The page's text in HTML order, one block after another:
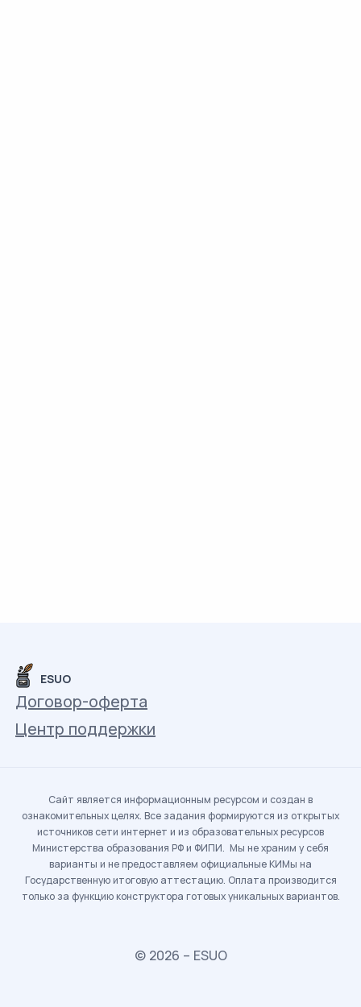
ESUO
Договор-оферта
Центр поддержки
Сайт является информационным ресурсом и создан в
ознакомительных целях. Все задания формируются из открытых
источников сети интернет и из образовательных ресурсов
Министерства образования РФ и ФИПИ. Мы не храним у себя
варианты и не предоставляем официальные КИМы на
Государственную итоговую аттестацию. Оплата производится
только за функцию конструктора готовых уникальных вариантов.
© 2026 – ESUO